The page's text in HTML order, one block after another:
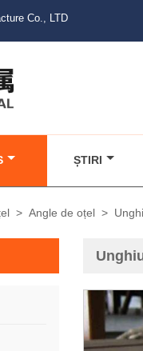
Co., LTD
ȘTIRI
> Angle de oțel >